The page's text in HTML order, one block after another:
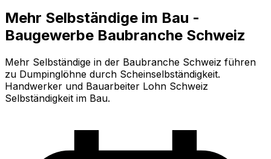
Mehr Selbständige im Bau -
Baugewerbe Baubranche Schweiz
Mehr Selbständige in der Baubranche Schweiz führen
zu Dumpinglöhne durch Scheinselbständigkeit.
Handwerker und Bauarbeiter Lohn Schweiz
Selbständigkeit im Bau.